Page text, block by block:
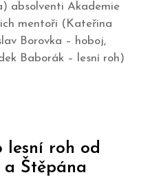
absolventi Akademie
mentoři (Kateřina
Borovka – hoboj,
Baborák – lesní roh)
lesní roh od
a Štěpána